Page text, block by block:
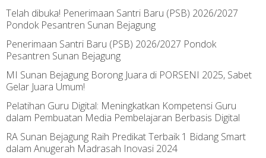
Telah dibuka! Penerimaan Santri Baru (PSB) 2026/2027
Pondok Pesantren Sunan Bejagung
Penerimaan Santri Baru (PSB) 2026/2027 Pondok
Pesantren Sunan Bejagung
MI Sunan Bejagung Borong Juara di PORSENI 2025, Sabet
Gelar Juara Umum!
Pelatihan Guru Digital: Meningkatkan Kompetensi Guru
dalam Pembuatan Media Pembelajaran Berbasis Digital
RA Sunan Bejagung Raih Predikat Terbaik 1 Bidang Smart
dalam Anugerah Madrasah Inovasi 2024